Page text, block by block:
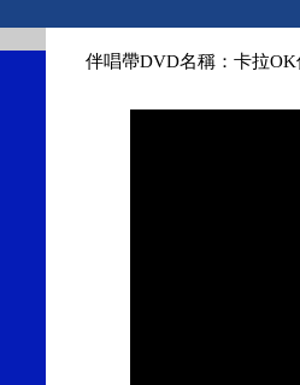
伴唱帶DVD名稱：卡拉